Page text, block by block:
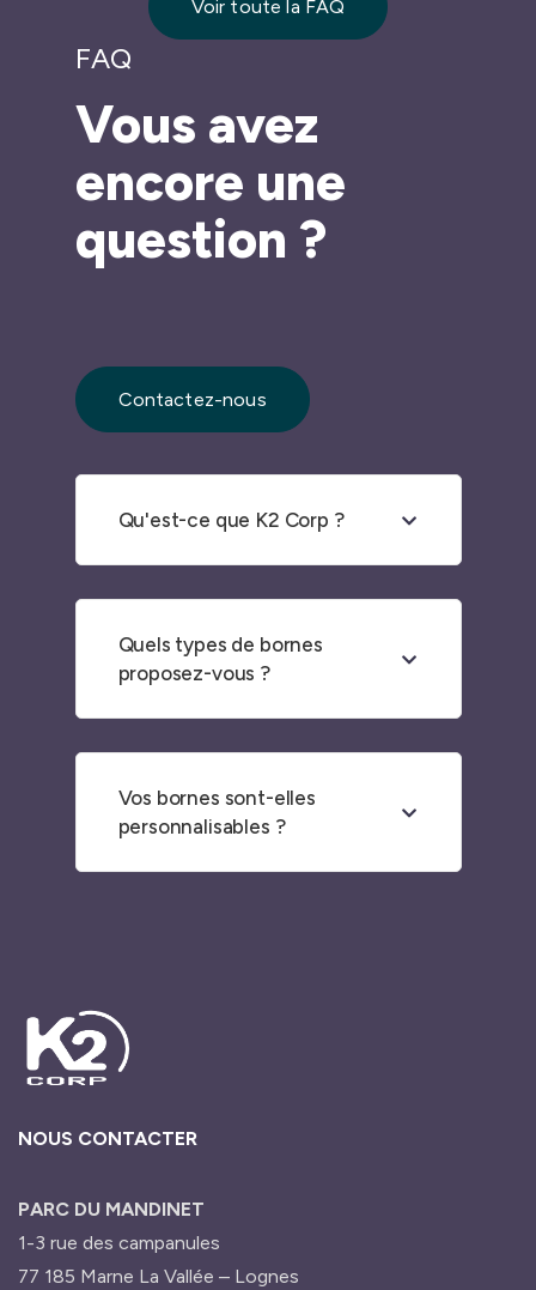
Voir toute la FAQ
FAQ
Vous avez
encore une
question ?
Contactez-nous
Qu'est-ce que K2 Corp ?
Quels types de bornes
proposez-vous ?
Vos bornes sont-elles
personnalisables ?
NOUS CONTACTER
PARC DU MANDINET
1-3 rue des campanules
77 185 Marne La Vallée – Lognes